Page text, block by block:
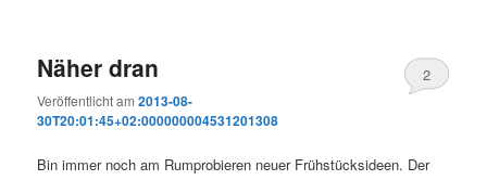
Näher dran
Veröffentlicht am2013-08-
30T20:01:45+02:000000004531201308
2
Bin immer noch am Rumprobieren neuer Frühstücksideen. Der